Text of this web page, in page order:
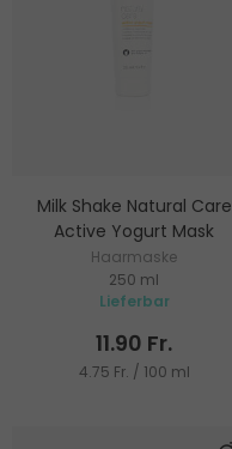
Milk Shake Natural Care
Active Yogurt Mask
Haarmaske
250 ml
Lieferbar
11.90 Fr.
4.75 Fr. / 100 ml